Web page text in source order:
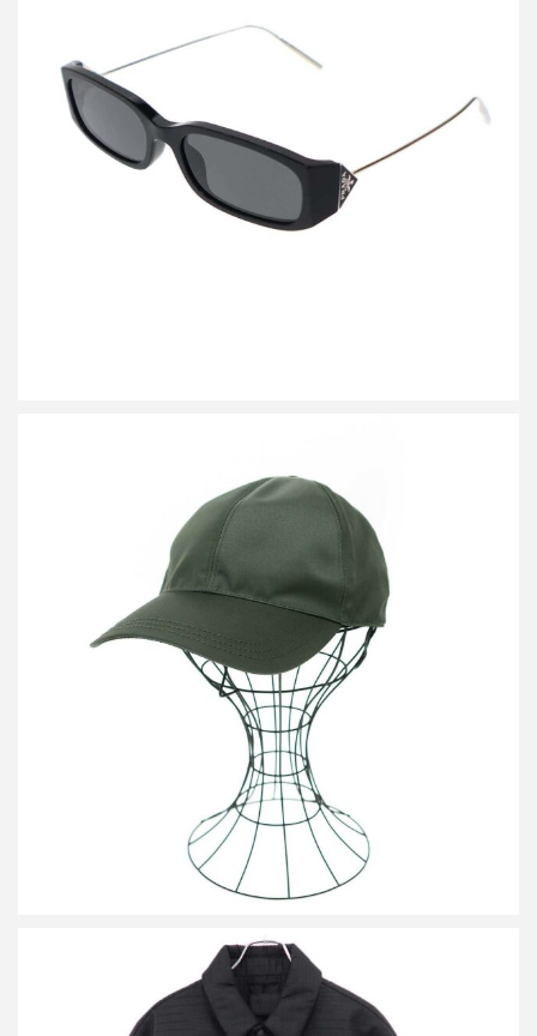
プラダ ジェントルモンスター 01 サングラス アイウェア
買取金額40,000円
詳しく見る
プラダ RE-NYLON ロゴプレートナイロンキャップ 2HC274
買取金額20,000円
詳しく見る